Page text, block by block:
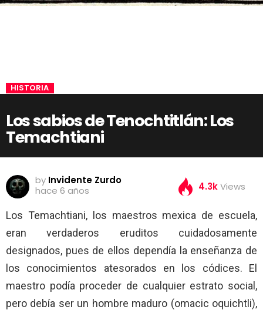
HISTORIA
Los sabios de Tenochtitlán: Los
Temachtiani
by Invidente Zurdo
hace 6 años
4.3kViews
Los Temachtiani, los maestros mexica de escuela,
eran verdaderos eruditos cuidadosamente
designados, pues de ellos dependía la enseñanza de
los conocimientos atesorados en los códices. El
maestro podía proceder de cualquier estrato social,
pero debía ser un hombre maduro (omacic oquichtli),